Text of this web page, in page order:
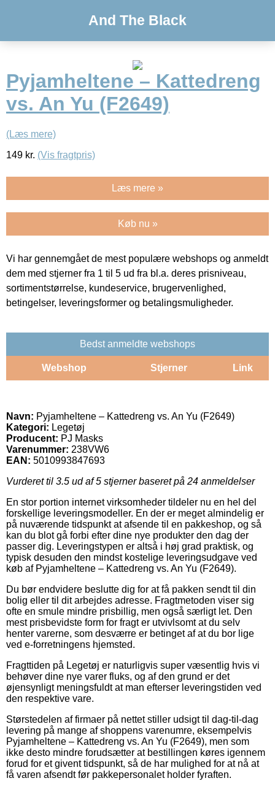
And The Black
Pyjamheltene – Kattedreng
vs. An Yu (F2649)
(Læs mere)
149 kr. (Vis fragtpris)
Læs mere »
Køb nu »
Vi har gennemgået de mest populære webshops og anmeldt
dem med stjerner fra 1 til 5 ud fra bl.a. deres prisniveau,
sortimentstørrelse, kundeservice, brugervenlighed,
betingelser, leveringsformer og betalingsmuligheder.
Bedst anmeldte webshops
Webshop Stjerner Link
Navn: Pyjamheltene – Kattedreng vs. An Yu (F2649)
Kategori: Legetøj
Producent: PJ Masks
Varenummer: 238VW6
EAN: 5010993847693
Vurderet til 3.5 ud af 5 stjerner baseret på 24 anmeldelser
En stor portion internet virksomheder tildeler nu en hel del
forskellige leveringsmodeller. En der er meget almindelig er
på nuværende tidspunkt at afsende til en pakkeshop, og så
kan du blot gå forbi efter dine nye produkter den dag der
passer dig. Leveringstypen er altså i høj grad praktisk, og
typisk desuden den mindst kostelige leveringsudgave ved
køb af Pyjamheltene – Kattedreng vs. An Yu (F2649).
Du bør endvidere beslutte dig for at få pakken sendt til din
bolig eller til dit arbejdes adresse. Fragtmetoden viser sig
ofte en smule mindre prisbillig, men også særligt let. Den
mest prisbevidste form for fragt er utvivlsomt at du selv
henter varerne, som desværre er betinget af at du bor lige
ved e-forretningens hjemsted.
Fragttiden på Legetøj er naturligvis super væsentlig hvis vi
behøver dine nye varer fluks, og af den grund er det
øjensynligt meningsfuldt at man efterser leveringstiden ved
den respektive vare.
Størstedelen af firmaer på nettet stiller udsigt til dag-til-dag
levering på mange af shoppens varenumre, eksempelvis
Pyjamheltene – Kattedreng vs. An Yu (F2649), men som
ikke desto mindre forudsætter at bestillingen køres igennem
forud for et givent tidspunkt, så de har mulighed for at nå at
få varen afsendt før pakkepersonalet holder fyraften.